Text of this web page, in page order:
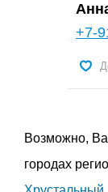
+7-
Возможно,
городах